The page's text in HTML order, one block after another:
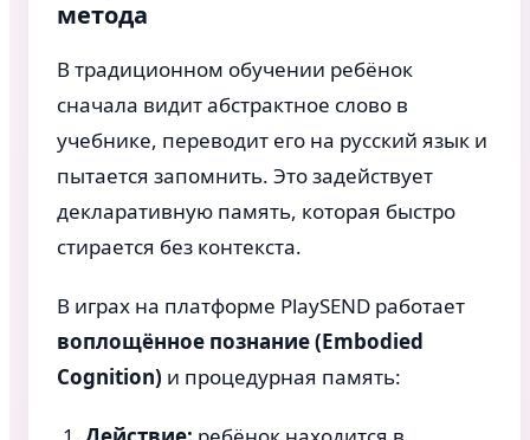
метода
В традиционном обучении ребёнок
сначала видит абстрактное слово в
учебнике, переводит его на русский язык и
пытается запомнить. Это задействует
декларативную память, которая быстро
стирается без контекста.
В играх на платформе PlaySEND работает
воплощённое познание (Embodied
Cognition) и процедурная память: